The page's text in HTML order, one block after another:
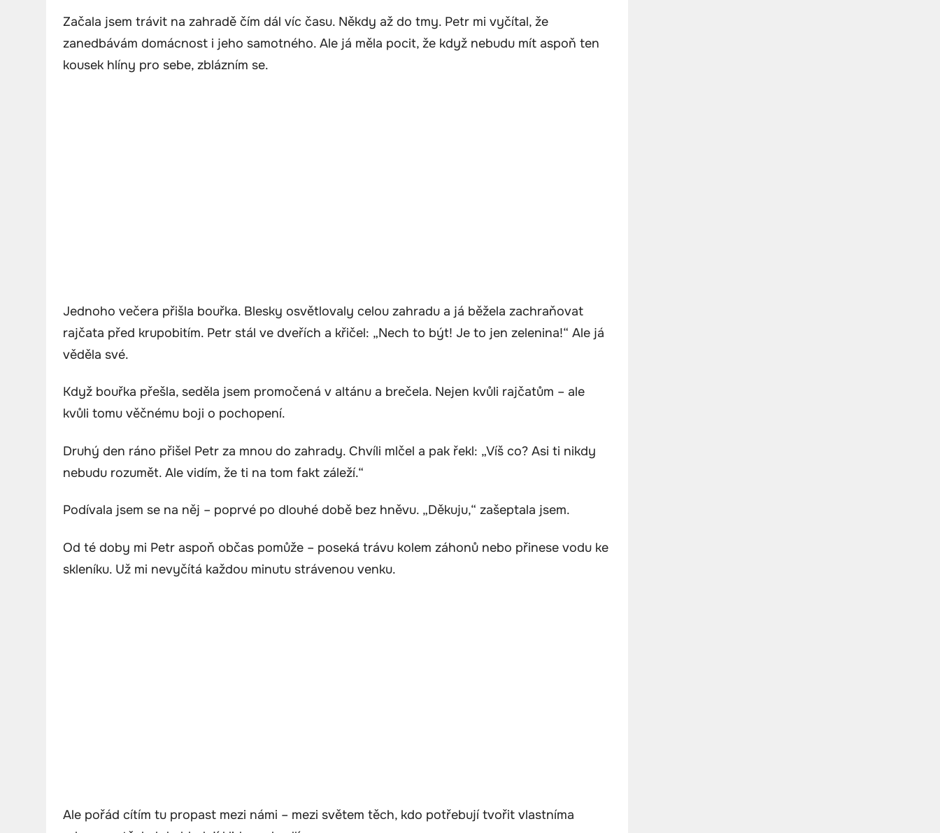
Začala jsem trávit na zahradě čím dál víc času. Někdy až do tmy. Petr mi vyčítal, že
zanedbávám domácnost i jeho samotného. Ale já měla pocit, že když nebudu mít aspoň ten
kousek hlíny pro sebe, zblázním se.
Jednoho večera přišla bouřka. Blesky osvětlovaly celou zahradu a já běžela zachraňovat
rajčata před krupobitím. Petr stál ve dveřích a křičel: „Nech to být! Je to jen zelenina!“ Ale já
věděla své.
Když bouřka přešla, seděla jsem promočená v altánu a brečela. Nejen kvůli rajčatům – ale
kvůli tomu věčnému boji o pochopení.
Druhý den ráno přišel Petr za mnou do zahrady. Chvíli mlčel a pak řekl: „Víš co? Asi ti nikdy
nebudu rozumět. Ale vidím, že ti na tom fakt záleží.“
Podívala jsem se na něj – poprvé po dlouhé době bez hněvu. „Děkuju,“ zašeptala jsem.
Od té doby mi Petr aspoň občas pomůže – poseká trávu kolem záhonů nebo přinese vodu ke
skleníku. Už mi nevyčítá každou minutu strávenou venku.
Ale pořád cítím tu propast mezi námi – mezi světem těch, kdo potřebují tvořit vlastníma